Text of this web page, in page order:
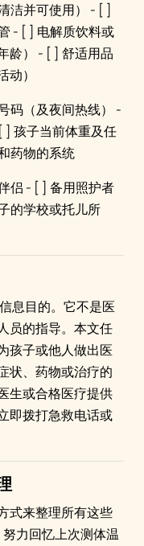
洁并可使用） - [ ]
- [ ] 电解质饮料或
龄） - [ ] 舒适用品
动）
码（及夜间热线） -
] 孩子当前体重及任
药物的系统
侣 - [ ] 备用照护者
的学校或托儿所
息目的。它不是医
员的指导。本文任
孩子或他人做出医
状、药物或治疗的
生或合格医疗提供
即拨打急救电话或
式来整理所有这些
力回忆上次测体温